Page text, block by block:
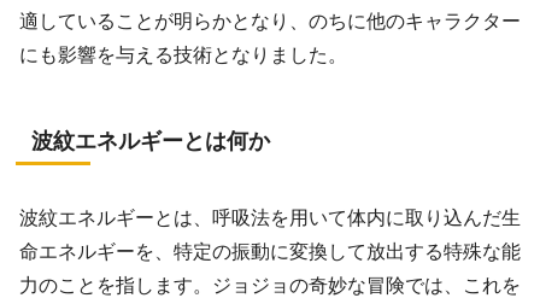
適していることが明らかとなり、のちに他のキャラクター
にも影響を与える技術となりました。
波紋エネルギーとは何か
波紋エネルギーとは、呼吸法を用いて体内に取り込んだ生
命エネルギーを、特定の振動に変換して放出する特殊な能
力のことを指します。ジョジョの奇妙な冒険では、これを